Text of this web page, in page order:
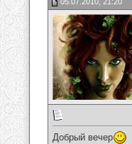
Добрый вечер